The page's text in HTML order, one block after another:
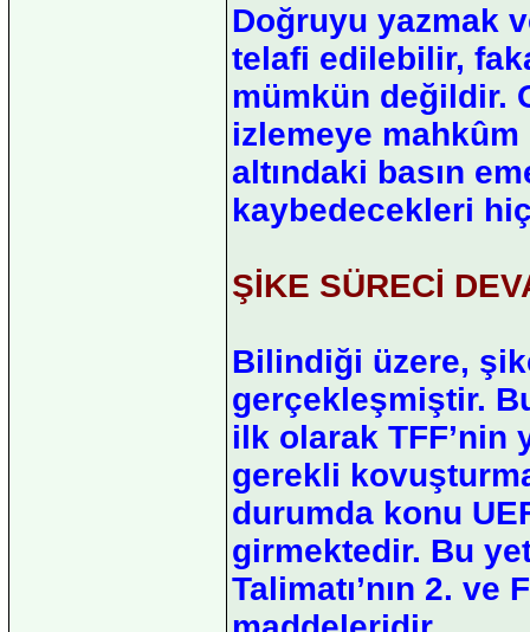
Doğruyu yazmak
telafi edilebilir,
mümkün değildir.
izlemeye
altındaki basın
kaybedecekleri
ŞİKE SÜRECİ
Bilindiği üzere,
gerçekleşmiştir.
ilk olarak TFF’nin
gerekli
durumda konu
girmektedir. Bu
Talimatı’nın 2. ve